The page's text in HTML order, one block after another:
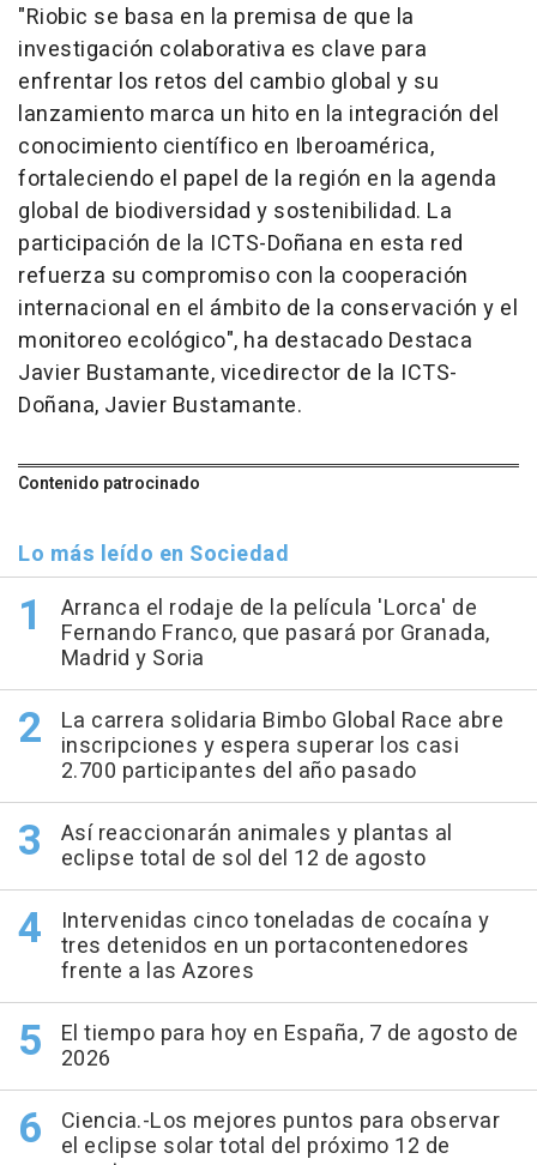
"Riobic se basa en la premisa de que la
investigación colaborativa es clave para
enfrentar los retos del cambio global y su
lanzamiento marca un hito en la integración del
conocimiento científico en Iberoamérica,
fortaleciendo el papel de la región en la agenda
global de biodiversidad y sostenibilidad. La
participación de la ICTS-Doñana en esta red
refuerza su compromiso con la cooperación
internacional en el ámbito de la conservación y el
monitoreo ecológico", ha destacado Destaca
Javier Bustamante, vicedirector de la ICTS-
Doñana, Javier Bustamante.
Contenido patrocinado
Lo más leído en Sociedad
Arranca el rodaje de la película 'Lorca' de
Fernando Franco, que pasará por Granada,
Madrid y Soria
La carrera solidaria Bimbo Global Race abre
inscripciones y espera superar los casi
2.700 participantes del año pasado
Así reaccionarán animales y plantas al
eclipse total de sol del 12 de agosto
Intervenidas cinco toneladas de cocaína y
tres detenidos en un portacontenedores
frente a las Azores
El tiempo para hoy en España, 7 de agosto de
2026
Ciencia.-Los mejores puntos para observar
el eclipse solar total del próximo 12 de